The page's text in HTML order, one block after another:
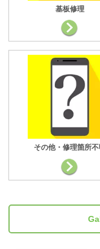
基板修理
その他・修理箇所不